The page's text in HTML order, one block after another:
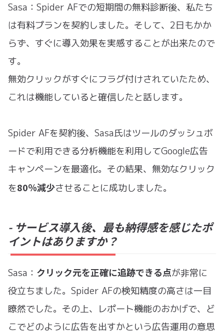
Sasa：Spider AFでの短期間の無料診断後、私たち
は有料プランを契約しました。そして、2日もかか
らず、すぐに導入効果を実感することが出来たので
す。
無効クリックがすぐにフラグ付けされていたため、
これは機能していると確信したと話します。
Spider AFを契約後、Sasa氏はツールのダッシュボ
ードで利用できる分析機能を利用してGoogle広告
キャンペーンを最適化。その結果、無効なクリック
を80％減少させることに成功しました。
- サービス導入後、最も納得感を感じたポ
イントはありますか？
Sasa： クリック元を正確に追跡できる点が非常に
役立ちました。Spider AFの検知精度の高さは一目
瞭然でした。その上、レポート機能のおかげで、ど
こでどのように広告を出すかという広告運用の意思